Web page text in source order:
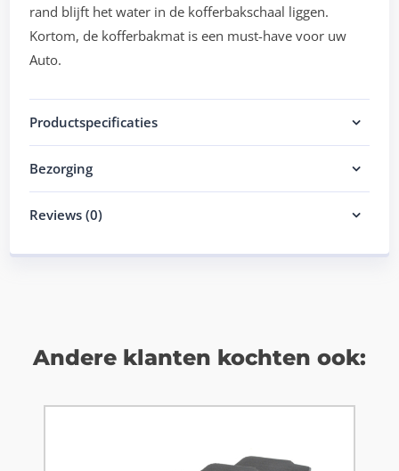
rand blijft het water in de kofferbakschaal liggen.
Kortom, de kofferbakmat is een must-have voor uw
Auto.
Productspecificaties
Bezorging
Reviews (0)
Andere klanten kochten ook: